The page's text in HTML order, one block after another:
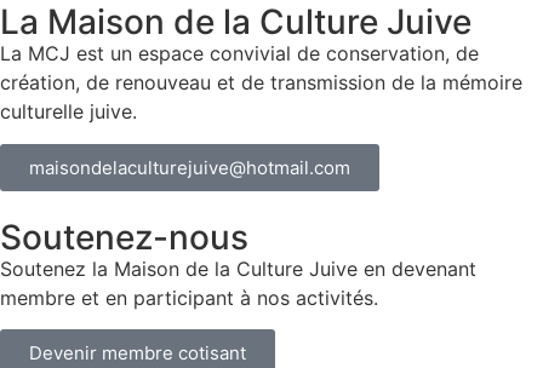
La Maison de la Culture Juive
La MCJ est un espace convivial de conservation, de
création, de renouveau et de transmission de la mémoire
culturelle juive.
maisondelaculturejuive@hotmail.com
Soutenez-nous
Soutenez la Maison de la Culture Juive en devenant
membre et en participant à nos activités.
Devenir membre cotisant